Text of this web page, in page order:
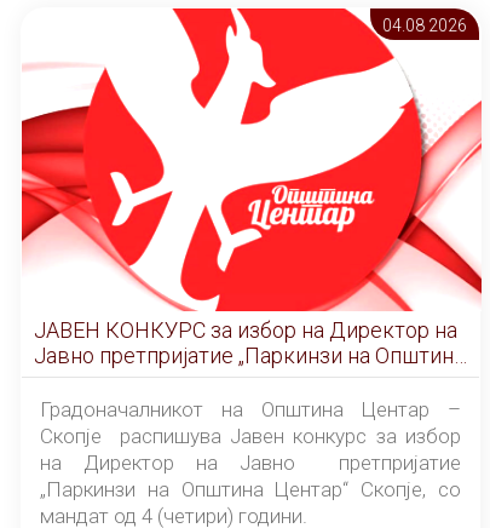
04.08 2026
ЈАВЕН КОНКУРС за избор на Директор на
Јавно претпријатие „Паркинзи на Општина
Центар“ – Скопје
Градоначалникот на Општина Центар –
Скопје распишува Јавен конкурс за избор
на Директор на Јавно претпријатие
„Паркинзи на Општина Центар“ Скопје, со
мандат од 4 (четири) години.